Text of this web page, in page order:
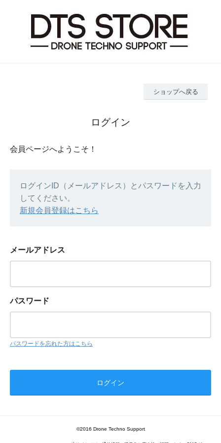
ショップへ戻る
ログイン
会員ページへようこそ！
ログインID（メールアドレス）とパスワードを入力
してください。
新規会員登録はこちら
メールアドレス
パスワード
パスワードを忘れた方はこちら
©2016 Drone Techno Support